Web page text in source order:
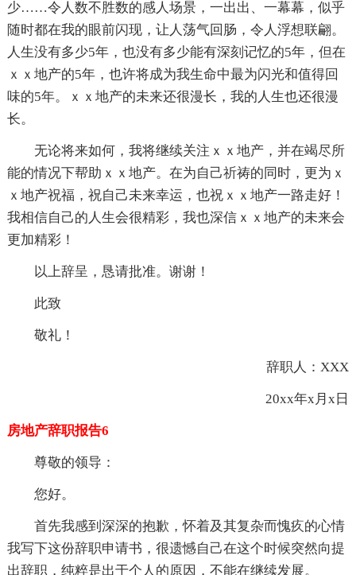
少……令人数不胜数的感人场景，一出出、一幕幕，似乎
随时都在我的眼前闪现，让人荡气回肠，令人浮想联翩。
人生没有多少5年，也没有多少能有深刻记忆的5年，但在
ｘｘ地产的5年，也许将成为我生命中最为闪光和值得回
味的5年。ｘｘ地产的未来还很漫长，我的人生也还很漫
长。
无论将来如何，我将继续关注ｘｘ地产，并在竭尽所
能的情况下帮助ｘｘ地产。在为自己祈祷的同时，更为ｘ
ｘ地产祝福，祝自己未来幸运，也祝ｘｘ地产一路走好！
我相信自己的人生会很精彩，我也深信ｘｘ地产的未来会
更加精彩！
以上辞呈，恳请批准。谢谢！
此致
敬礼！
辞职人：XXX
20xx年x月x日
房地产辞职报告6
尊敬的领导：
您好。
首先我感到深深的抱歉，怀着及其复杂而愧疚的心情
我写下这份辞职申请书，很遗憾自己在这个时候突然向提
出辞职，纯粹是出于个人的原因，不能在继续发展。